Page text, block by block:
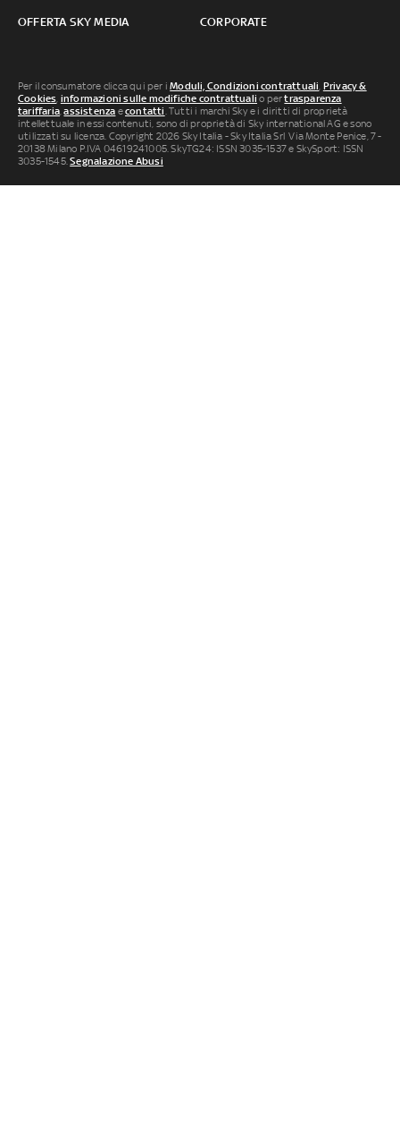
OFFERTA SKY MEDIA CORPORATE
Per il consumatore clicca qui per iModuli, Condizioni contrattuali, Privacy &
Cookies, informazioni sulle modifiche contrattuali o pertrasparenza
tariffaria,assistenza econtatti. Tutti i marchi Sky e i diritti di proprietà
intellettuale in essi contenuti, sono di proprietà di Sky international AG e sono
utilizzati su licenza. Copyright 2026 Sky Italia - Sky Italia Srl Via Monte Penice, 7 -
20138 Milano P.IVA 04619241005. SkyTG24: ISSN 3035-1537 e SkySport: ISSN
3035-1545.Segnalazione Abusi